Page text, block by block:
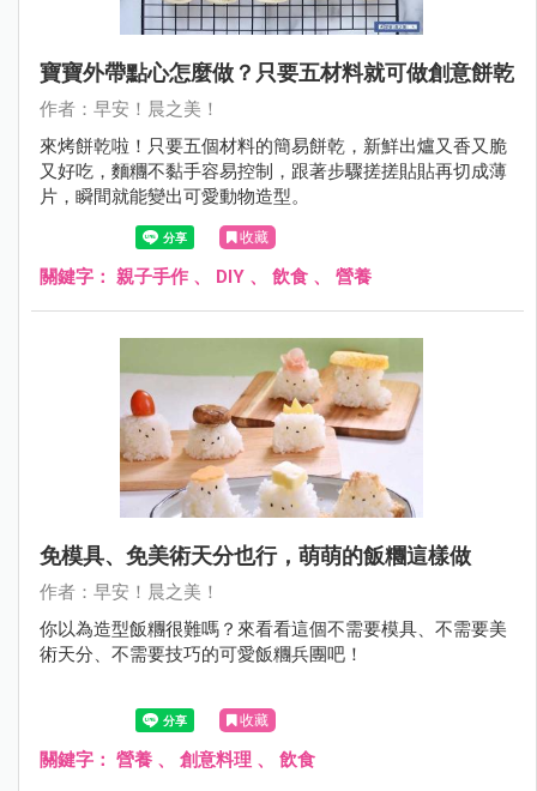
寶寶外帶點心怎麼做？只要五材料就可做創意餅乾
作者：早安！晨之美！
來烤餅乾啦！只要五個材料的簡易餅乾，新鮮出爐又香又脆
又好吃，麵糰不黏手容易控制，跟著步驟搓搓貼貼再切成薄
片，瞬間就能變出可愛動物造型。
收藏
關鍵字： 親子手作 、 DIY 、 飲食 、 營養
免模具、免美術天分也行，萌萌的飯糰這樣做
作者：早安！晨之美！
你以為造型飯糰很難嗎？來看看這個不需要模具、不需要美
術天分、不需要技巧的可愛飯糰兵團吧！
收藏
關鍵字： 營養 、 創意料理 、 飲食